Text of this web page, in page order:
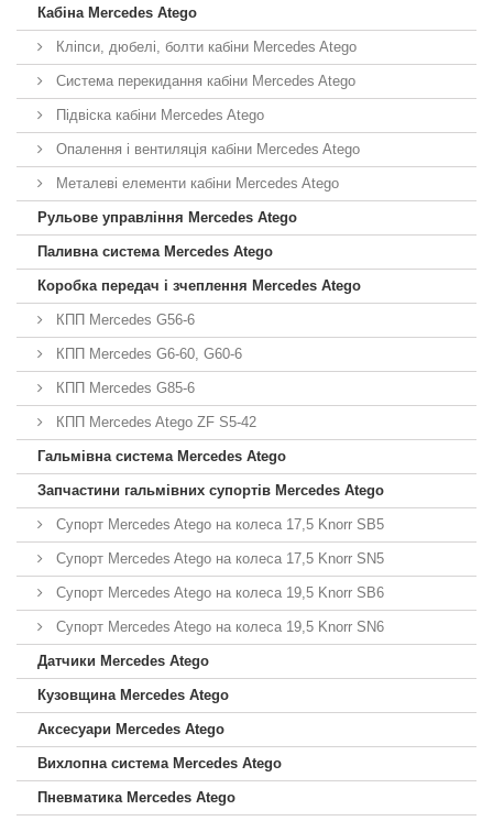
Кабіна Mercedes Atego
Кліпси, дюбелі, болти кабіни Mercedes Atego
Система перекидання кабіни Mercedes Atego
Підвіска кабіни Mercedes Atego
Опалення і вентиляція кабіни Mercedes Atego
Металеві елементи кабіни Mercedes Atego
Рульове управління Mercedes Atego
Паливна система Mercedes Atego
Коробка передач і зчеплення Mercedes Atego
КПП Mercedes G56-6
КПП Mercedes G6-60, G60-6
КПП Mercedes G85-6
КПП Mercedes Atego ZF S5-42
Гальмівна система Mercedes Atego
Запчастини гальмівних супортів Mercedes Atego
Супорт Mercedes Atego на колеса 17,5 Knorr SB5
Супорт Mercedes Atego на колеса 17,5 Knorr SN5
Супорт Mercedes Atego на колеса 19,5 Knorr SB6
Супорт Mercedes Atego на колеса 19,5 Knorr SN6
Датчики Mercedes Atego
Кузовщина Mercedes Atego
Аксесуари Mercedes Atego
Вихлопна система Mercedes Atego
Пневматика Mercedes Atego